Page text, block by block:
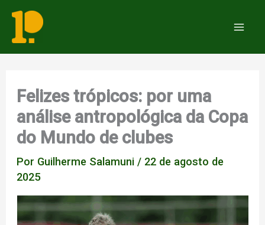
Felizes trópicos: por uma
análise antropológica da Copa
do Mundo de clubes
Por Guilherme Salamuni / 22 de agosto de
2025